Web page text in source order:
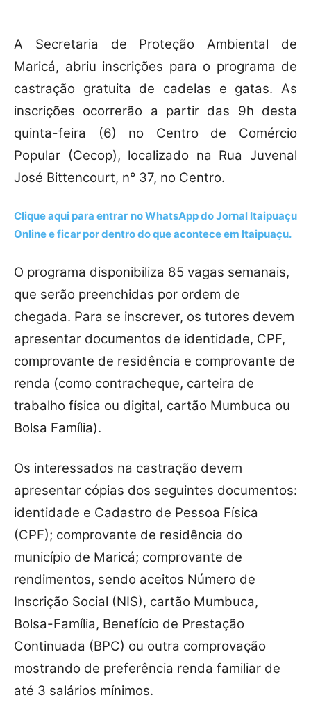
A Secretaria de Proteção Ambiental de
Maricá, abriu inscrições para o programa de
castração gratuita de cadelas e gatas. As
inscrições ocorrerão a partir das 9h desta
quinta-feira (6) no Centro de Comércio
Popular (Cecop), localizado na Rua Juvenal
José Bittencourt, n° 37, no Centro.
Clique aqui para entrar noWhatsAppdo Jornal Itaipuaçu
Online e ficar por dentro do que acontece em Itaipuaçu.
O programa disponibiliza 85 vagas semanais,
que serão preenchidas por ordem de
chegada. Para se inscrever, os tutores devem
apresentar documentos de identidade, CPF,
comprovante de residência e comprovante de
renda (como contracheque, carteira de
trabalho física ou digital, cartão Mumbuca ou
Bolsa Família).
Os interessados na castração devem
apresentar cópias dos seguintes documentos:
identidade e Cadastro de Pessoa Física
(CPF); comprovante de residência do
município de Maricá; comprovante de
rendimentos, sendo aceitos Número de
Inscrição Social (NIS), cartão Mumbuca,
Bolsa-Família, Benefício de Prestação
Continuada (BPC) ou outra comprovação
mostrando de preferência renda familiar de
até 3 salários mínimos.